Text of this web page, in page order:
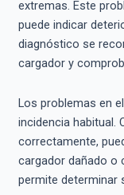
extremas. Este
puede indicar
diagnóstico se
cargador y
Los problemas en
incidencia habitual.
correctamente,
cargador dañado o
permite determinar